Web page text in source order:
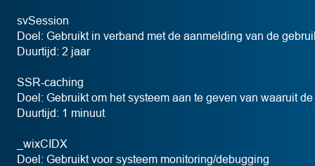
svSession
Doel: Gebruikt in verband met de aanmelding van de
Duurtijd: 2 jaar
SSR-caching
Doel: Gebruikt om het systeem aan te geven van waaruit
Duurtijd: 1 minuut
_wixCIDX
Doel: Gebruikt voor systeem monitoring/debugging